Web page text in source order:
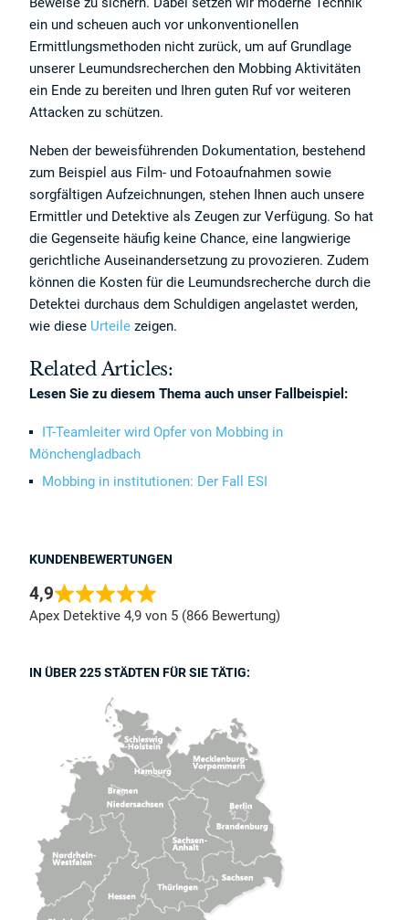
ein und scheuen auch vor unkonventionellen
Ermittlungsmethoden nicht zurück, um auf Grundlage
unserer Leumundsrecherchen den Mobbing Aktivitäten
ein Ende zu bereiten und Ihren guten Ruf vor weiteren
Attacken zu schützen.
Neben der beweisführenden Dokumentation, bestehend
zum Beispiel aus Film- und Fotoaufnahmen sowie
sorgfältigen Aufzeichnungen, stehen Ihnen auch unsere
Ermittler und Detektive als Zeugen zur Verfügung. So hat
die Gegenseite häufig keine Chance, eine langwierige
gerichtliche Auseinandersetzung zu provozieren. Zudem
können die Kosten für die Leumundsrecherche durch die
Detektei durchaus dem Schuldigen angelastet werden,
wie diese Urteile zeigen.
Related Articles:
Lesen Sie zu diesem Thema auch unser Fallbeispiel:
IT-Teamleiter wird Opfer von Mobbing in
Mönchengladbach
Mobbing in institutionen: Der Fall ESI
KUNDENBEWERTUNGEN
4,9
Apex Detektive 4,9 von 5 (866 Bewertung)
IN ÜBER 225 STÄDTEN FÜR SIE TÄTIG: